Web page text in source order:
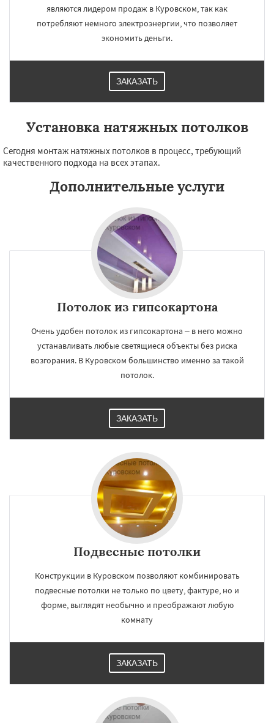
Работаем по
регионам
×
Можайск Мытищи
Ногинск Одинцово
Озеры Орехово-Зуево
Пущино Раменское
Рузф Сергиев Посад
Солнечногорск Купавна
Фрязино Химки
Черноголовка Чехов
Шатура
Электрогорск Электросталь
являются лидером продаж в Куровском, так как
потребляют немного электроэнергии, что позволяет
экономить деньги.
ЗАКАЗАТЬ
Установка натяжных потолков
Сегодня монтаж натяжных потолков в процесс, требующий
качественного подхода на всех этапах.
Дополнительные услуги
Потолок из гипсокартона
Очень удобен потолок из гипсокартона – в него можно
устанавливать любые светящиеся объекты без риска
возгорания. В Куровском большинство именно за такой
потолок.
ЗАКАЗАТЬ
Подвесные потолки
Конструкции в Куровском позволяют комбинировать
подвесные потолки не только по цвету, фактуре, но и
форме, выглядят необычно и преображают любую
комнату
ЗАКАЗАТЬ
УЗНАТЬ ПОДРОБНЕЕ ×